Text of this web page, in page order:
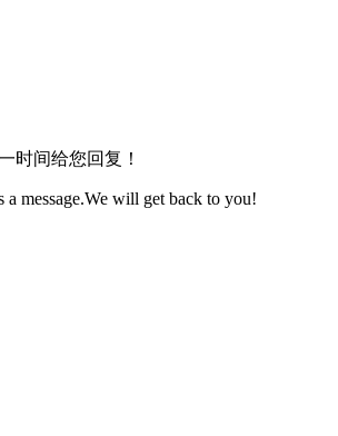
时间给您回复！
a message.We will get back to you!